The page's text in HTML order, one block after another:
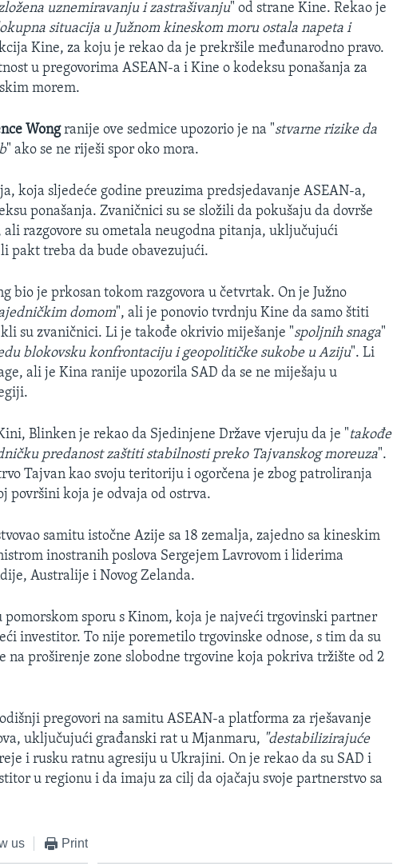
uznemiravanju i zastrašivanju" od strane Kine. Rekao je
situacija u Južnom kineskom moru ostala napeta i
Kine, za koju je rekao da je prekršile međunarodno pravo.
u pregovorima ASEAN-a i Kine o kodeksu ponašanja za
morem.
Wongranije ove sedmice upozorio je na "stvarne rizike da
" ako se ne riješi spor oko mora.
koja sljedeće godine preuzima predsjedavanje ASEAN-a,
ponašanja. Zvaničnici su se složili da pokušaju da dovrše
ali razgovore su ometala neugodna pitanja, uključujući
pakt treba da bude obavezujući.
bio je prkosan tokom razgovora u četvrtak. On je Južno
domom", ali je ponovio tvrdnju Kine da samo štiti
su zvaničnici. Li je takođe okrivio miješanje "spoljnih snaga"
blokovsku konfrontaciju i geopolitičke sukobe u Aziju". Li
ali je Kina ranije upozorila SAD da se ne miješaju u
Blinken je rekao da Sjedinjene Države vjeruju da je "takođe
predanost zaštiti stabilnosti preko Tajvanskog moreuza".
Tajvan kao svoju teritoriju i ogorčena je zbog patroliranja
površini koja je odvaja od ostrva.
samitu istočne Azije sa 18 zemalja, zajedno sa kineskim
inostranih poslova Sergejem Lavrovom i liderima
Australije i Novog Zelanda.
pomorskom sporu s Kinom, koja je najveći trgovinski partner
investitor. To nije poremetilo trgovinske odnose, s tim da su
na proširenje zone slobodne trgovine koja pokriva tržište od 2
pregovori na samitu ASEAN-a platforma za rješavanje
uključujući građanski rat u Mjanmaru, "destabilizirajuće
i rusku ratnu agresiju u Ukrajini. On je rekao da su SAD i
u regionu i da imaju za cilj da ojačaju svoje partnerstvo sa
us Print